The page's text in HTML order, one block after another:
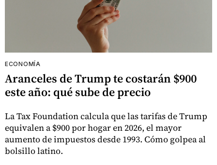
ECONOMÍA
Aranceles de Trump te costarán $900
este año: qué sube de precio
La Tax Foundation calcula que las tarifas de Trump
equivalen a $900 por hogar en 2026, el mayor
aumento de impuestos desde 1993. Cómo golpea al
bolsillo latino.